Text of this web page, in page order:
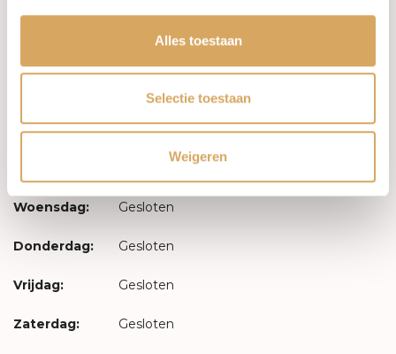
Alles toestaan
Selectie toestaan
Weigeren
Maandag: Gesloten
Woensdag: Gesloten
Donderdag: Gesloten
Vrijdag: Gesloten
Zaterdag: Gesloten